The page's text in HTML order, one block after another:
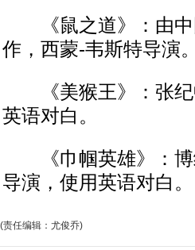
《鼠之道》：由中
作，西蒙-韦斯特导演。
《美猴王》：张纪
英语对白。
《巾帼英雄》：博
导演，使用英语对白。
(责任编辑：尤俊乔)